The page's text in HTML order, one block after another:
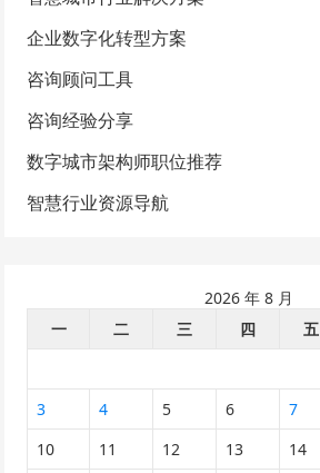
企业数字化转型方案
咨询顾问工具
咨询经验分享
数字城市架构师职位推荐
智慧行业资源导航
2026 年 8 月
一
二 三 四 五
3
4 5 6 7
10
11 12 13 14